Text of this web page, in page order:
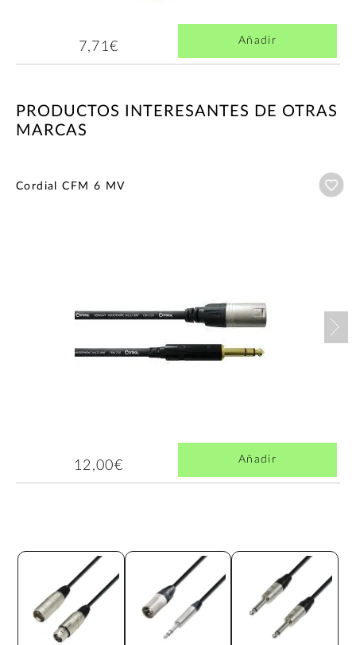
7,71€ Añadir
PRODUCTOS INTERESANTES DE OTRAS
MARCAS
Cordial CFM 6 MV
12,00€ Añadir